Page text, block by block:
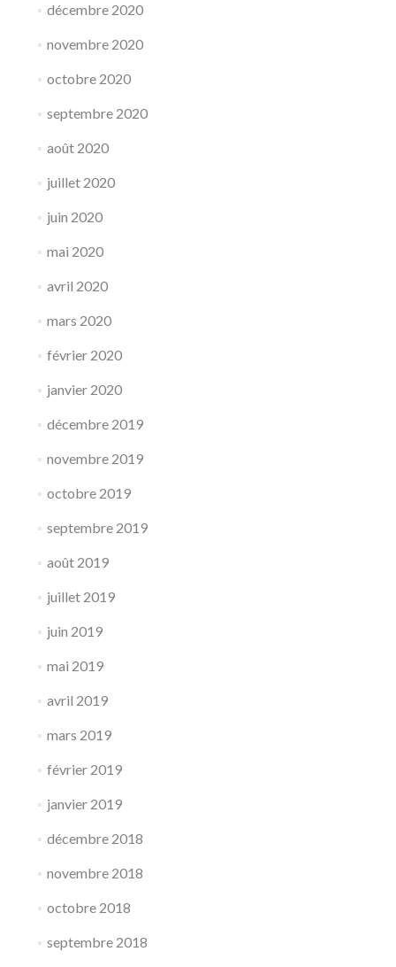
décembre 2020
novembre 2020
octobre 2020
septembre 2020
août 2020
juillet 2020
juin 2020
mai 2020
avril 2020
mars 2020
février 2020
janvier 2020
décembre 2019
novembre 2019
octobre 2019
septembre 2019
août 2019
juillet 2019
juin 2019
mai 2019
avril 2019
mars 2019
février 2019
janvier 2019
décembre 2018
novembre 2018
octobre 2018
septembre 2018